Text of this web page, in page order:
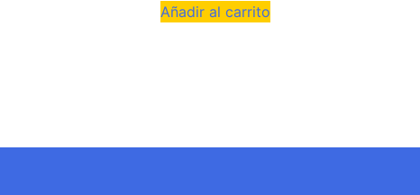
Añadir al carrito